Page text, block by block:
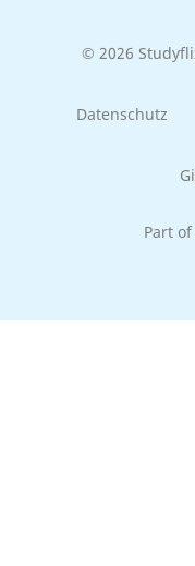
© 2026
Datenschutz
Part